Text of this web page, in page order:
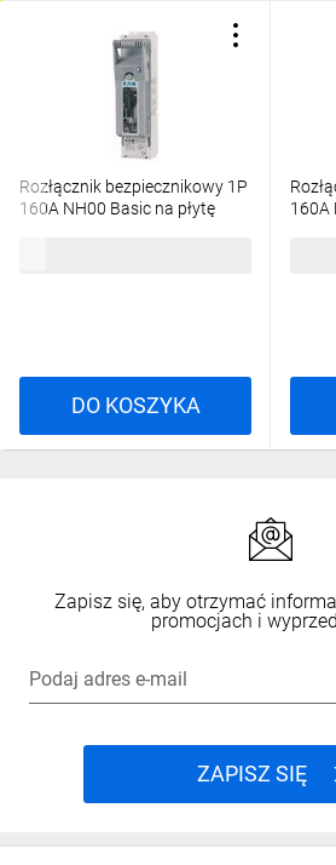
Rozłącznik bezpiecznikowy 1P
160A NH00 Basic na płytę
DO KOSZYKA
160A
Zapisz się, aby otrzymać
promocjach i
Podaj adres e-mail
ZAPISZ SIĘ